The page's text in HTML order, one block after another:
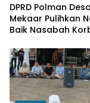
DPRD Polman
Mekaar Pulihkan
Baik Nasabah